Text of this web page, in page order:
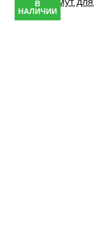
В
НАЛИЧИИ